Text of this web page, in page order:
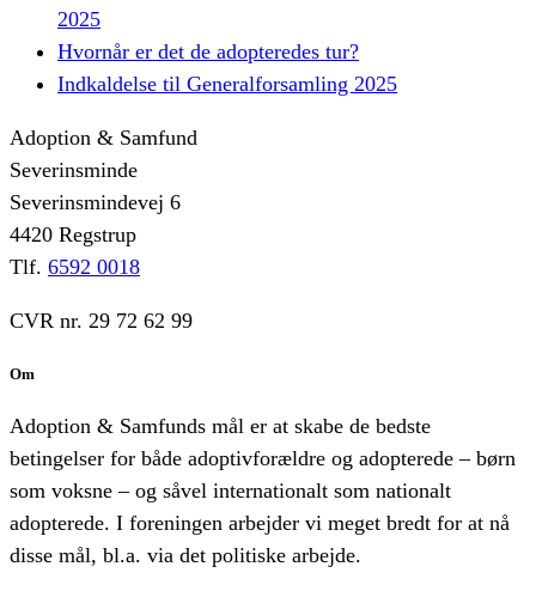
2025
Hvornår er det de adopteredes tur?
Indkaldelse til Generalforsamling 2025
Adoption & Samfund
Severinsminde
Severinsmindevej 6
4420 Regstrup
Tlf. 6592 0018
CVR nr. 29 72 62 99
Om
Adoption & Samfunds mål er at skabe de bedste
betingelser for både adoptivforældre og adopterede – børn
som voksne – og såvel internationalt som nationalt
adopterede. I foreningen arbejder vi meget bredt for at nå
disse mål, bl.a. via det politiske arbejde.